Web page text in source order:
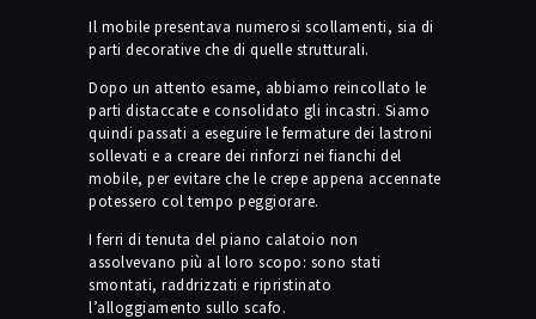
Il mobile presentava numerosi scollamenti, sia di
parti decorative che di quelle strutturali.
Dopo un attento esame, abbiamo reincollato le
parti distaccate e consolidato gli incastri. Siamo
quindi passati a eseguire le fermature dei lastroni
sollevati e a creare dei rinforzi nei fianchi del
mobile, per evitare che le crepe appena accennate
potessero col tempo peggiorare.
I ferri di tenuta del piano calatoio non
assolvevano più al loro scopo: sono stati
smontati, raddrizzati e ripristinato
l’alloggiamento sullo scafo.